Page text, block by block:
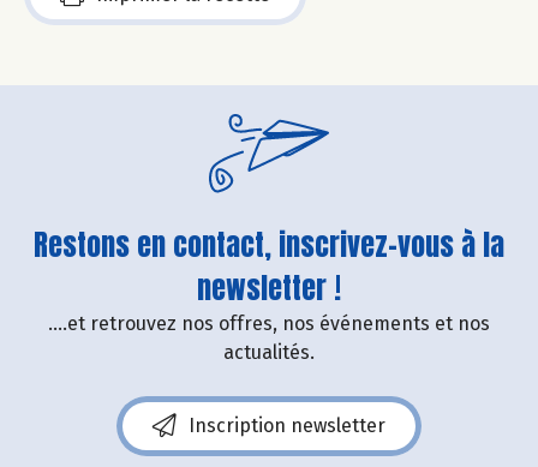
Restons en contact, inscrivez-vous à la
newsletter !
....et retrouvez nos offres, nos événements et nos
actualités.
Inscription newsletter